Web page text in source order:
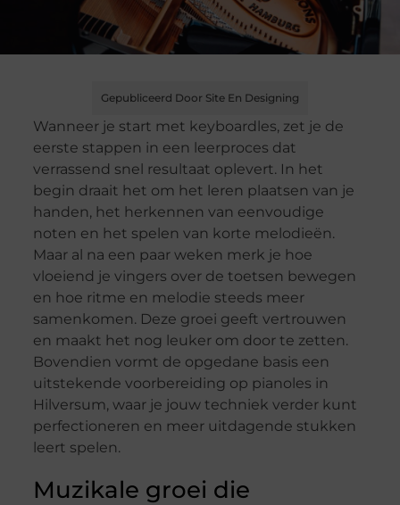
Gepubliceerd Door Site En Designing
Wanneer je start met keyboardles, zet je de
eerste stappen in een leerproces dat
verrassend snel resultaat oplevert. In het
begin draait het om het leren plaatsen van je
handen, het herkennen van eenvoudige
noten en het spelen van korte melodieën.
Maar al na een paar weken merk je hoe
vloeiend je vingers over de toetsen bewegen
en hoe ritme en melodie steeds meer
samenkomen. Deze groei geeft vertrouwen
en maakt het nog leuker om door te zetten.
Bovendien vormt de opgedane basis een
uitstekende voorbereiding op pianoles in
Hilversum, waar je jouw techniek verder kunt
perfectioneren en meer uitdagende stukken
leert spelen.
Muzikale groei die